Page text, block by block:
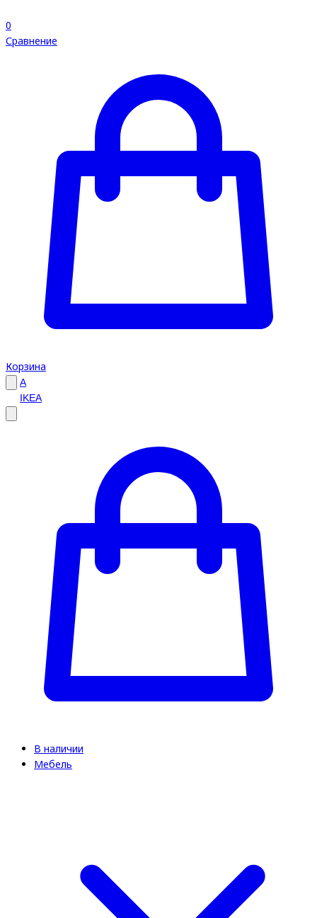
0
Сравнение
Корзина
A
IKEA
В наличии
Мебель